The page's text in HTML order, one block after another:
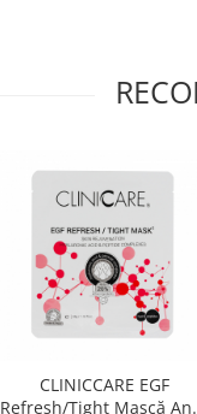
CLINICCARE EGF
Refresh/Tight Mască